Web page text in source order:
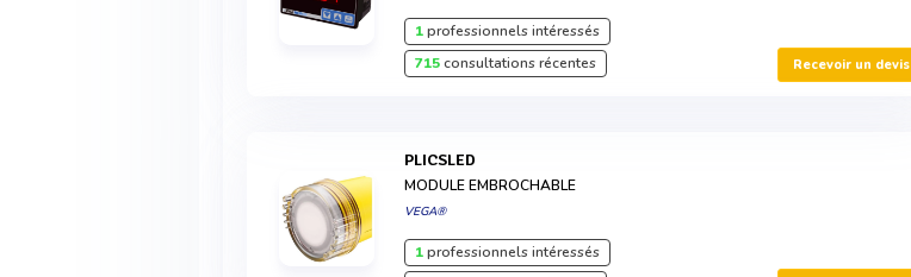
1professionnels intéressés
715consultations récentes Recevoir un devis
PLICSLED
MODULE EMBROCHABLE
VEGA®
1professionnels intéressés